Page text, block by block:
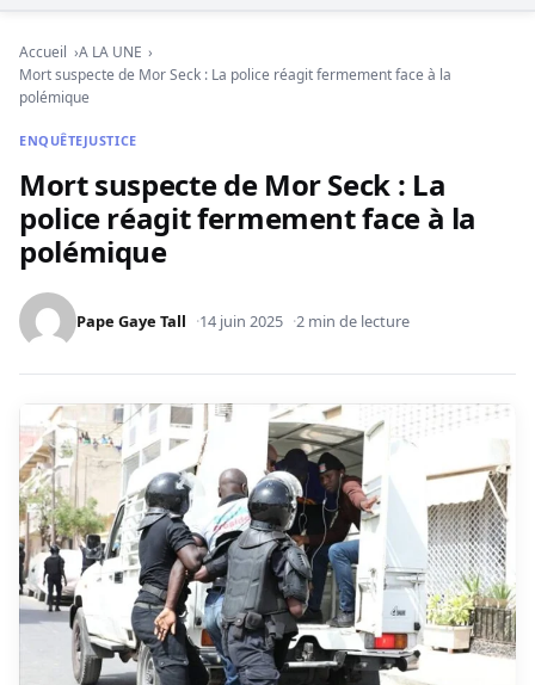
Accueil
A LA UNE
Mort suspecte de Mor Seck : La police réagit fermement face à la
polémique
ENQUÊTEJUSTICE
Mort suspecte de Mor Seck : La
police réagit fermement face à la
polémique
Pape Gaye Tall 14 juin 2025 2 min de lecture